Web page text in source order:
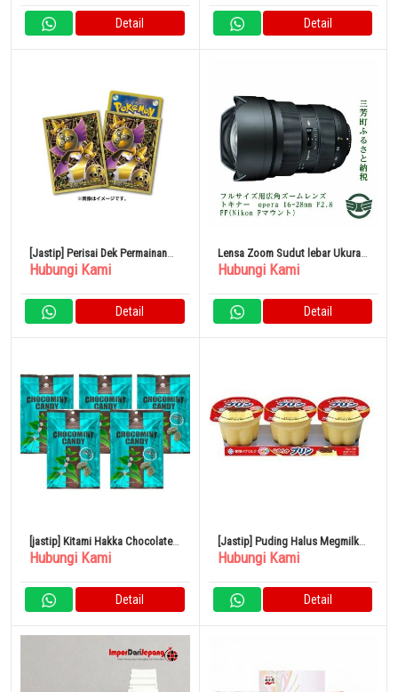
Detail Detail
[Jastip] Perisai Dek Permainan
Kartu Pokemon Premium Gross
Hubungi Kami
Detail
Lensa Zoom Sudut lebar Ukuran
Penuh Tokina Opera 16-28mm
Hubungi Kami
Detail
[jastip] Kitami Hakka Chocolate
Mint Candy 170g x 5 Bag
Hubungi Kami
Detail
[Jastip] Puding Halus Megmilk
Merek Salju 70g x 3
Hubungi Kami
Detail